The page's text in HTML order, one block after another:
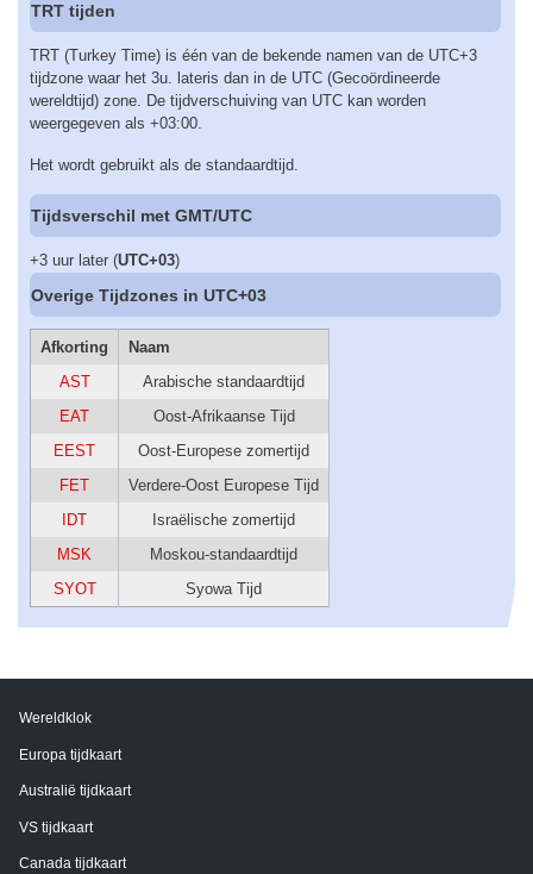
TRT tijden
TRT (Turkey Time) is één van de bekende namen van de UTC+3
tijdzone waar het 3u. lateris dan in de UTC (Gecoördineerde
wereldtijd) zone. De tijdverschuiving van UTC kan worden
weergegeven als +03:00.
Het wordt gebruikt als de standaardtijd.
Tijdsverschil met GMT/UTC
+3 uur later (UTC+03)
Overige Tijdzones in UTC+03
Afkorting
Naam
AST
Arabische standaardtijd
EAT
Oost-Afrikaanse Tijd
EEST
Oost-Europese zomertijd
FET
Verdere-Oost Europese Tijd
IDT
Israëlische zomertijd
MSK
Moskou-standaardtijd
SYOT
Syowa Tijd
Wereldklok
Europa tijdkaart
Australië tijdkaart
VS tijdkaart
Canada tijdkaart